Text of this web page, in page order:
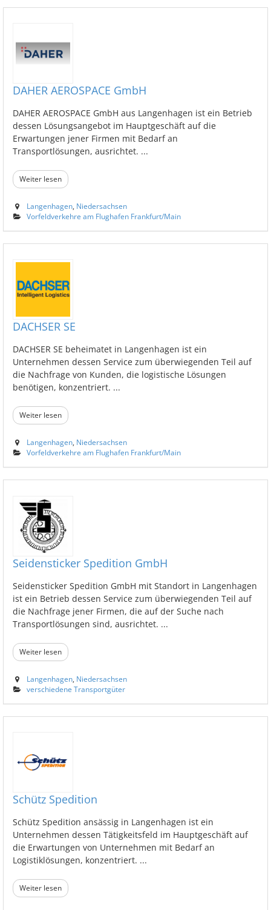
DAHER AEROSPACE GmbH
DAHER AEROSPACE GmbH aus Langenhagen ist ein Betrieb
dessen Lösungsangebot im Hauptgeschäft auf die
Erwartungen jener Firmen mit Bedarf an
Transportlösungen, ausrichtet. ...
Weiter lesen
Langenhagen Niedersachsen
Vorfeldverkehre am Flughafen Frankfurt/Main
DACHSER SE
DACHSER SE beheimatet in Langenhagen ist ein
Unternehmen dessen Service zum überwiegenden Teil auf
die Nachfrage von Kunden, die logistische Lösungen
benötigen, konzentriert. ...
Weiter lesen
Langenhagen, Niedersachsen
Vorfeldverkehre am Flughafen Frankfurt/Main
Seidensticker Spedition GmbH
Seidensticker Spedition GmbH mit Standort in Langenhagen
ist ein Betrieb dessen Service zum überwiegenden Teil auf
die Nachfrage jener Firmen, die auf der Suche nach
Transportlösungen sind, ausrichtet. ...
Weiter lesen
Langenhagen Niedersachsen
verschiedene Transportgüter
Schütz Spedition
Schütz Spedition ansässig in Langenhagen ist ein
Unternehmen dessen Tätigkeitsfeld im Hauptgeschäft auf
die Erwartungen von Unternehmen mit Bedarf an
Logistiklösungen, konzentriert. ...
Weiter lesen